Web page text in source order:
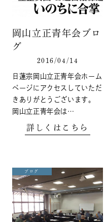
岡山立正青年会ブロ
グ
2016/04/14
日蓮宗岡山立正青年会ホーム
ページにアクセスしていただ
きありがとうございます。
岡山立正青年会は…
詳しくはこちら
ブログ